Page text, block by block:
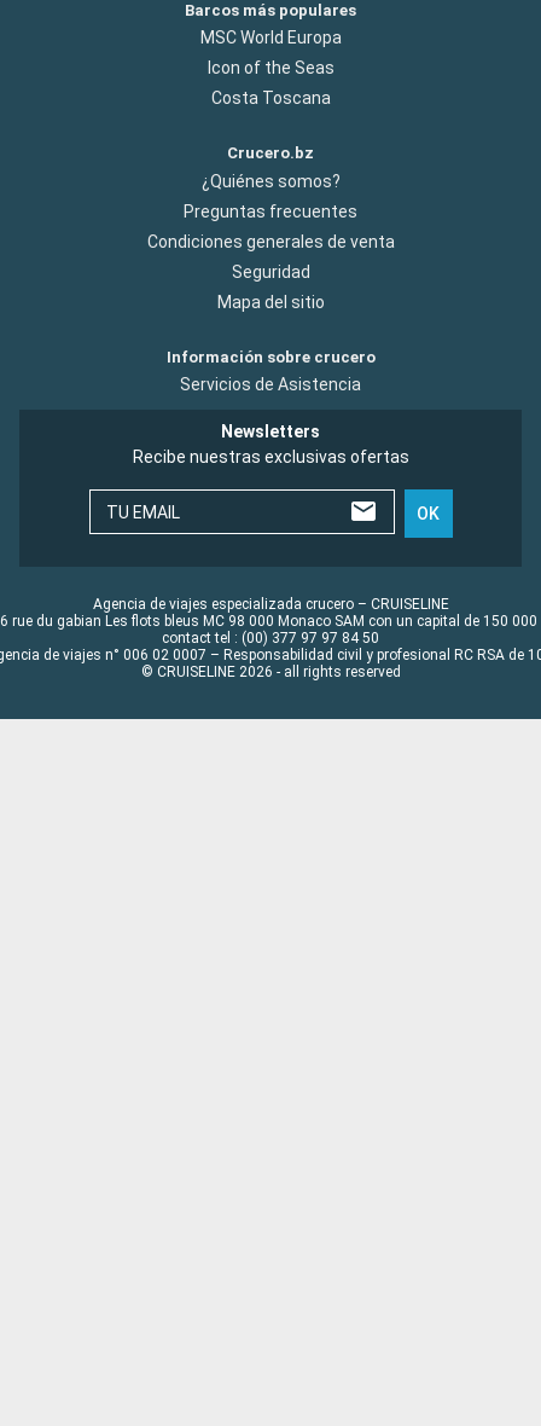
Barcos más populares
MSC World Europa
Icon of the Seas
Costa Toscana
Crucero.bz
¿Quiénes somos?
Preguntas frecuentes
Condiciones generales de venta
Seguridad
Mapa del sitio
Información sobre crucero
Servicios de Asistencia
Newsletters
Recibe nuestras exclusivas ofertas
TU EMAIL OK
Agencia de viajes especializada crucero – CRUISELINE
rue du gabian Les flots bleus MC 98 000 Monaco SAM con un capital de 150 000
contact tel : (00) 377 97 97 84 50
de viajes n° 006 02 0007 – Responsabilidad civil y profesional RC RSA de
© CRUISELINE 2026 - all rights reserved